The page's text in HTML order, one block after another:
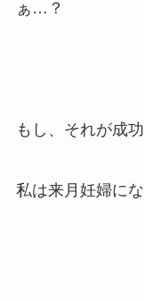
ぁ…？
もし、それが成
私は来月妊婦に